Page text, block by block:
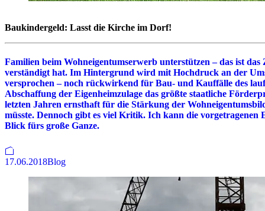
Baukindergeld: Lasst die Kirche im Dorf!
Familien beim Wohneigentumserwerb unterstützen – das ist
verständigt hat. Im Hintergrund wird mit Hochdruck an der
versprochen – noch rückwirkend für Bau- und Kauffälle des
Abschaffung der Eigenheimzulage das größte staatliche
letzten Jahren ernsthaft für die Stärkung der
müsste. Dennoch gibt es viel Kritik. Ich kann die vorgetragenen
Blick fürs große Ganze.
17.06.2018Blog